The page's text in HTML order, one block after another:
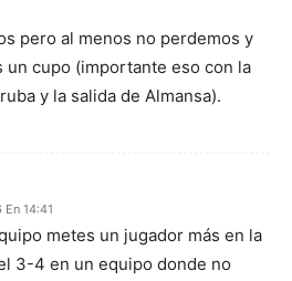
pero al menos no perdemos y
un cupo (importante eso con la
y la salida de Almansa).
14:41
metes un jugador más en la
3-4 en un equipo donde no